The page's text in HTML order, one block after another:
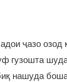
ҷазо озод
гузошта
нашуда